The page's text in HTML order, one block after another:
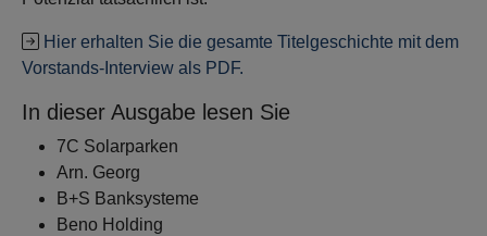
Hier erhalten Sie die gesamte Titelgeschichte mit dem
Vorstands-Interview als PDF.
In dieser Ausgabe lesen Sie
7C Solarparken
Arn. Georg
B+S Banksysteme
Beno Holding